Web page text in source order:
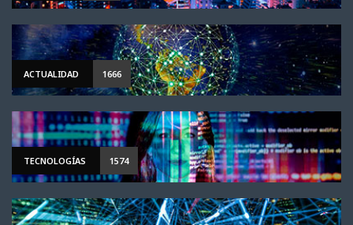
ACTUALIDAD 1666
TECNOLOGÍAS 1574